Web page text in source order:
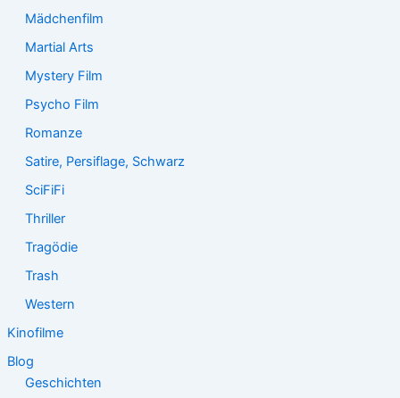
Mädchenfilm
Martial Arts
Mystery Film
Psycho Film
Romanze
Satire, Persiflage, Schwarz
SciFiFi
Thriller
Tragödie
Trash
Western
Kinofilme
Blog
Geschichten